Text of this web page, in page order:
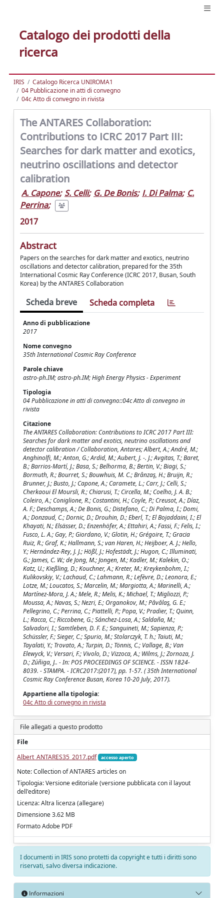
Catalogo dei prodotti della
ricerca
IRIS
Catalogo Ricerca UNIROMA1
04 Pubblicazione in atti di convegno
04c Atto di convegno in rivista
The ANTARES Collaboration:
Contributions to ICRC 2017 Part III:
Searches for dark matter and exotics,
neutrino oscillations and detector
calibration
A. Capone; S. Celli; G. De Bonis; I. Di Palma; C.
Perrina;
2017
Abstract
Papers on the searches for dark matter and exotics, neutrino
oscillations and detector calibration, prepared for the 35th
International Cosmic Ray Conference (ICRC 2017, Busan, South
Korea) by the ANTARES Collaboration
Scheda breve Scheda completa
Anno di pubblicazione
2017
Nome convegno
35th International Cosmic Ray Conference
Parole chiave
astro-ph.IM; astro-ph.IM; High Energy Physics - Experiment
Tipologia
04 Pubblicazione in atti di convegno::04c Atto di convegno in
rivista
Citazione
The ANTARES Collaboration: Contributions to ICRC 2017 Part III:
Searches for dark matter and exotics, neutrino oscillations and
detector calibration / Collaboration, Antares; Albert, A.; André, M.;
Anghinolfi, M.; Anton, G.; Ardid, M.; Aubert, J. -. J.; Avgitas, T.; Baret,
B.; Barrios-Martí, J.; Basa, S.; Belhorma, B.; Bertin, V.; Biagi, S.;
Bormuth, R.; Bourret, S.; Bouwhuis, M. C.; Brânzaş, H.; Bruijn, R.;
Brunner, J.; Busto, J.; Capone, A.; Caramete, L.; Carr, J.; Celli, S.;
Cherkaoui El Moursli, R.; Chiarusi, T.; Circella, M.; Coelho, J. A. B.;
Coleiro, A.; Coniglione, R.; Costantini, H.; Coyle, P.; Creusot, A.; Díaz,
A. F.; Deschamps, A.; De Bonis, G.; Distefano, C.; Di Palma, I.; Domi,
A.; Donzaud, C.; Dornic, D.; Drouhin, D.; Eberl, T.; El Bojaddaini, I.; El
Khayati, N.; Elsässer, D.; Enzenhöfer, A.; Ettahiri, A.; Fassi, F.; Felis, I.;
Fusco, L. A.; Gay, P.; Giordano, V.; Glotin, H.; Grégoire, T.; Gracia
Ruiz, R.; Graf, K.; Hallmann, S.; van Haren, H.; Heijboer, A. J.; Hello,
Y.; Hernández-Rey, J. J.; Hößl, J.; Hofestädt, J.; Hugon, C.; Illuminati,
G.; James, C. W.; de Jong, M.; Jongen, M.; Kadler, M.; Kalekin, O.;
Katz, U.; Kießling, D.; Kouchner, A.; Kreter, M.; Kreykenbohm, I.;
Kulikovskiy, V.; Lachaud, C.; Lahmann, R.; Lefèvre, D.; Leonora, E.;
Lotze, M.; Loucatos, S.; Marcelin, M.; Margiotta, A.; Marinelli, A.;
Martínez-Mora, J. A.; Mele, R.; Melis, K.; Michael, T.; Migliozzi, P.;
Moussa, A.; Navas, S.; Nezri, E.; Organokov, M.; Păvălaş, G. E.;
Pellegrino, C.; Perrina, C.; Piattelli, P.; Popa, V.; Pradier, T.; Quinn,
L.; Racca, C.; Riccobene, G.; Sánchez-Losa, A.; Saldaña, M.;
Salvadori, I.; Samtleben, D. F. E.; Sanguineti, M.; Sapienza, P.;
Schüssler, F.; Sieger, C.; Spurio, M.; Stolarczyk, T. h.; Taiuti, M.;
Tayalati, Y.; Trovato, A.; Turpin, D.; Tönnis, C.; Vallage, B.; Van
Elewyck, V.; Versari, F.; Vivolo, D.; Vizzoca, A.; Wilms, J.; Zornoza, J.
D.; Zúñiga, J.. - In: POS PROCEEDINGS OF SCIENCE. - ISSN 1824-
8039. - STAMPA. - ICRC2017:(2017), pp. 1-57. ( 35th International
Cosmic Ray Conference Busan, Korea 10-20 July, 2017).
Appartiene alla tipologia:
04c Atto di convegno in rivista
File allegati a questo prodotto
File
Albert_ANTARES35_2017.pdf
accesso aperto
Note: Collection of ANTARES articles on
Tipologia: Versione editoriale (versione pubblicata con il layout
dell'editore)
Licenza: Altra licenza (allegare)
Dimensione 3.62 MB
Formato Adobe PDF
I documenti in IRIS sono protetti da copyright e tutti i diritti sono
riservati, salvo diversa indicazione.
Informazioni